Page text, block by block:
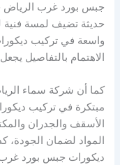
جبس بورد غرب الرياض
حديثة تضيف لمسة فنية
واسعة في تركيب
الاهتمام بالتفاصيل
كما أن شركة سماء
مبتكرة في تركيب
الأسقف والجدران
المواد لضمان
ديكورات جبس بورد غرب